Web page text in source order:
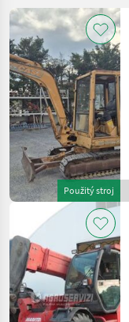
Použitý stroj